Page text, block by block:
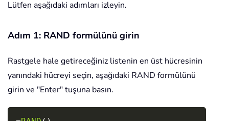
Lütfen aşağıdaki adımları izleyin.
Adım 1: RAND formülünü girin
Rastgele hale getireceğiniz listenin en üst hücresinin
yanındaki hücreyi seçin, aşağıdaki RAND formülünü
girin ve "Enter" tuşuna basın.